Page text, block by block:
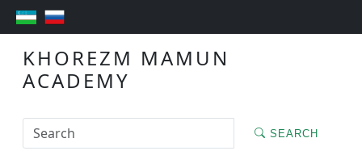
KHOREZM MAMUN
ACADEMY
SEARCH